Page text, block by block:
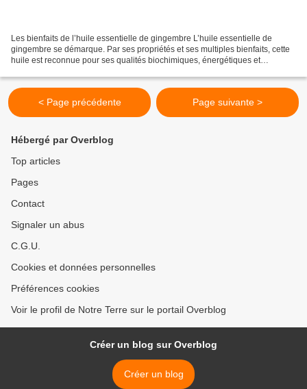
Les bienfaits de l’huile essentielle de gingembre L’huile essentielle de
gingembre se démarque. Par ses propriétés et ses multiples bienfaits, cette
huile est reconnue pour ses qualités biochimiques, énergétiques et
< Page précédente Page suivante >
Hébergé par Overblog
Top articles
Pages
Contact
Signaler un abus
C.G.U.
Cookies et données personnelles
Préférences cookies
Voir le profil de Notre Terre sur le portail Overblog
Créer un blog sur Overblog
Créer un blog